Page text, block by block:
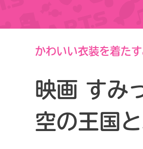
かわいい衣装を着た
映画 すみ
空の王国